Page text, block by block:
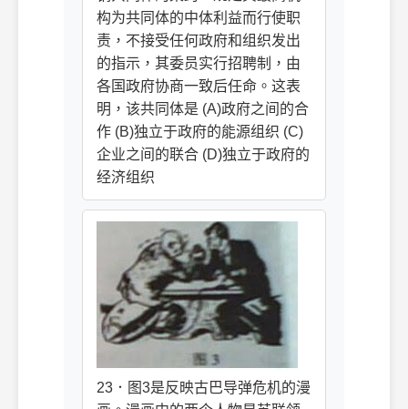
构为共同体的中体利益而行使职
责，不接受任何政府和组织发出
的指示，其委员实行招聘制，由
各国政府协商一致后任命。这表
明，该共同体是 (A)政府之间的合
作 (B)独立于政府的能源组织 (C)
企业之间的联合 (D)独立于政府的
经济组织
23．图3是反映古巴导弹危机的漫